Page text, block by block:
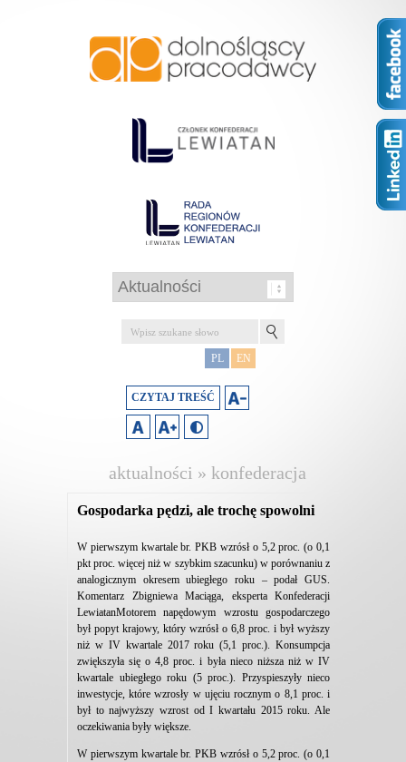
PL EN
CZYTAJ TREŚĆ
aktualności » konfederacja
Gospodarka pędzi, ale trochę spowolni
W pierwszym kwartale br. PKB wzrósł o 5,2 proc. (o 0,1
pkt proc. więcej niż w szybkim szacunku) w porównaniu z
analogicznym okresem ubiegłego roku – podał GUS.
Komentarz Zbigniewa Maciąga, eksperta Konfederacji
LewiatanMotorem napędowym wzrostu gospodarczego
był popyt krajowy, który wzrósł o 6,8 proc. i był wyższy
niż w IV kwartale 2017 roku (5,1 proc.). Konsumpcja
zwiększyła się o 4,8 proc. i była nieco niższa niż w IV
kwartale ubiegłego roku (5 proc.). Przyspieszyły nieco
inwestycje, które wzrosły w ujęciu rocznym o 8,1 proc. i
był to najwyższy wzrost od I kwartału 2015 roku. Ale
oczekiwania były większe.
W pierwszym kwartale br. PKB wzrósł o 5,2 proc. (o 0,1